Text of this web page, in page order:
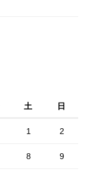
土 日
1 2
8 9